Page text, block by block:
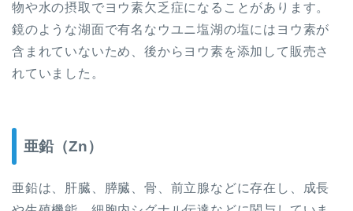
物や水の摂取でヨウ素欠乏症になることがあります。
鏡のような湖面で有名なウユニ塩湖の塩にはヨウ素が
含まれていないため、後からヨウ素を添加して販売さ
れていました。
亜鉛（Zn）
亜鉛は、肝臓、膵臓、骨、前立腺などに存在し
、成長